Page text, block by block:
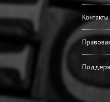
Контакты